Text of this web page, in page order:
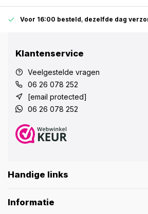
Voor 16:00 besteld, dezelfde dag
Klantenservice
Veelgestelde vragen
06 26 078 252
[email protected]
06 26 078 252
Handige links
Informatie